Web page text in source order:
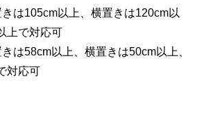
105cm以上、横置きは120cm以
上で対応可
58cm以上、横置きは50cm以上、
対応可